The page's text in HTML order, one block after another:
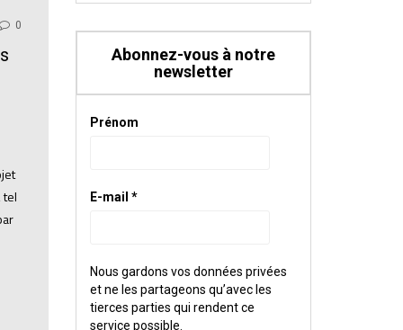
0
tel
Abonnez-vous à notre
newsletter
Prénom
E-mail *
Nous gardons vos données privées
et ne les partageons qu’avec les
tierces parties qui rendent ce
service possible.